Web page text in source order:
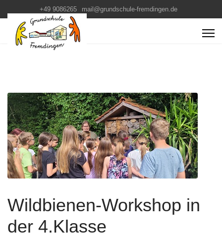
+49 9086265 mail@grundschule-fremdingen.de
Wildbienen-Workshop in
der 4.Klasse